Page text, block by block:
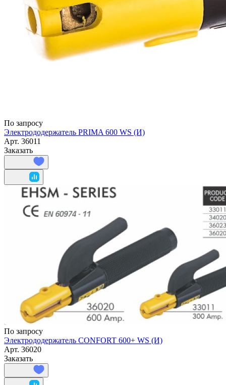
По запросу
Электрододержатель PRIMA 600 WS (И)
Арт. 36011
Заказать
По запросу
Электрододержатель CONFORT 600+ WS (И)
Арт. 36020
Заказать